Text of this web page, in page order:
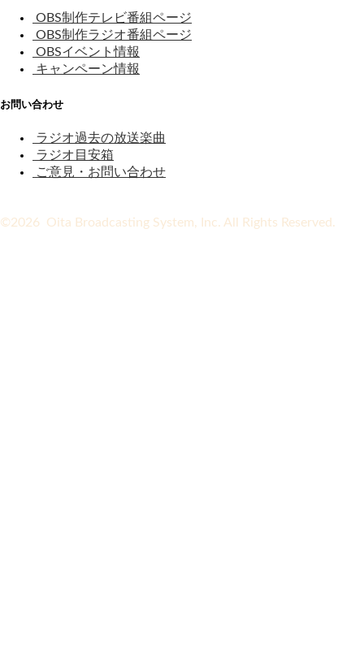
OBS制作テレビ番組ページ
OBS制作ラジオ番組ページ
OBSイベント情報
キャンペーン情報
お問い合わせ
ラジオ過去の放送楽曲
ラジオ目安箱
ご意見・お問い合わせ
©2026 Oita Broadcasting System, Inc. All Rights Reserved.